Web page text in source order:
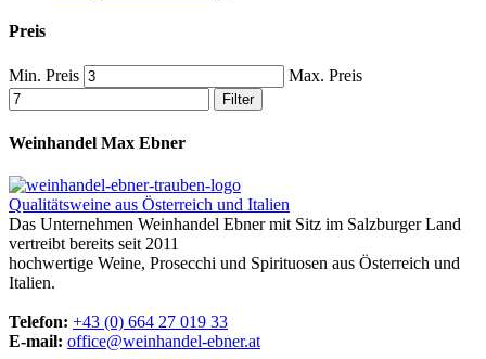
Preis
Min. Preis Max. Preis
Filter
Weinhandel Max Ebner
Qualitätsweine aus Österreich und Italien
Das Unternehmen Weinhandel Ebner mit Sitz im Salzburger Land
vertreibt bereits seit 2011
hochwertige Weine, Prosecchi und Spirituosen aus Österreich und
Italien.
Telefon: +43 (0) 664 27 019 33
E-mail: office@weinhandel-ebner.at